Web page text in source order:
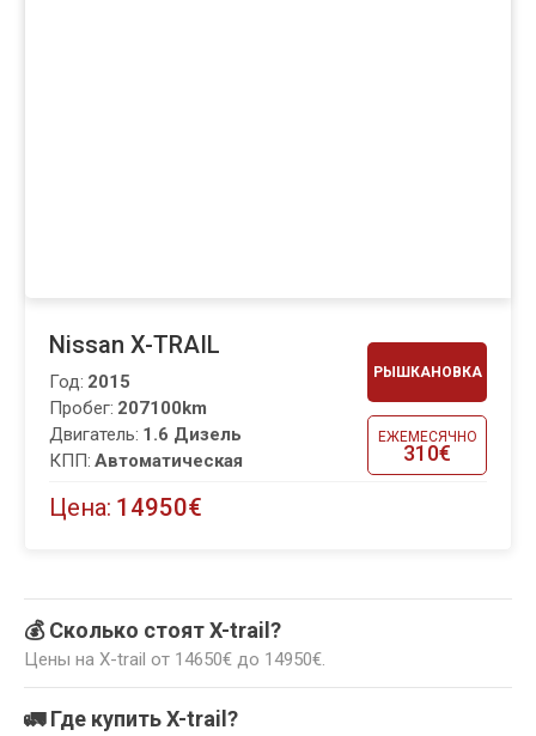
РЫШКАНОВКА
ЕЖЕМЕСЯЧНО
310€
Nissan X-TRAIL
Пробег: 207100km
Год: 2015
Двигатель: 1.6 Дизель
КПП: Автоматическая
Цена: 14950€
💰 Сколько стоят X-trail?
Цены на X-trail от 14650€ до 14950€.
🚛 Где купить X-trail?